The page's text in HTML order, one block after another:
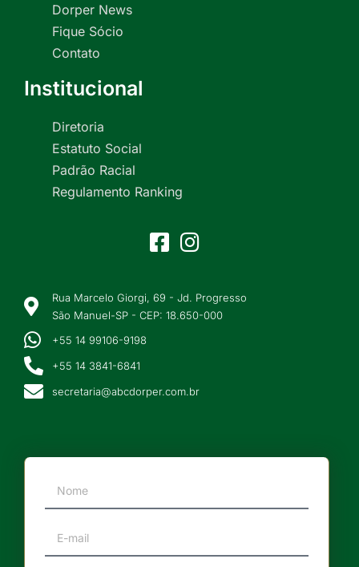
Dorper News
Fique Sócio
Contato
Institucional
Diretoria
Estatuto Social
Padrão Racial
Regulamento Ranking
Rua Marcelo Giorgi, 69 - Jd. Progresso
São Manuel-SP - CEP: 18.650-000
+55 14 99106-9198
+55 14 3841-6841
secretaria@abcdorper.com.br